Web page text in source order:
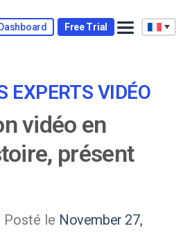
Dashboard Free Trial
EXPERTS VIDÉO
vidéo en
présent
Posté le November 27,